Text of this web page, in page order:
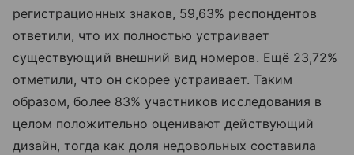
регистрационных знаков, 59,63% респондентов
ответили, что их полностью устраивает
существующий внешний вид номеров. Ещё 23,72%
отметили, что он скорее устраивает. Таким
образом, более 83% участников исследования в
целом положительно оценивают действующий
дизайн, тогда как доля недовольных составила